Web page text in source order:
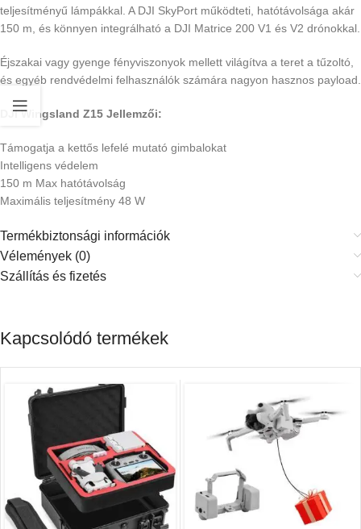
teljesítményű lámpákkal. A DJI SkyPort működteti, hatótávolsága akár
150 m, és könnyen integrálható a DJI Matrice 200 V1 és V2 drónokkal.
Éjszakai vagy gyenge fényviszonyok mellett világítva a teret a tűzoltó,
és egyéb rendvédelmi felhasználók számára nagyon hasznos payload.
DJI Wingsland Z15 Jellemzői:
Támogatja a kettős lefelé mutató gimbalokat
Intelligens védelem
150 m Max hatótávolság
Maximális teljesítmény 48 W
Termékbiztonsági információk
Vélemények (0)
Szállítás és fizetés
Kapcsolódó termékek